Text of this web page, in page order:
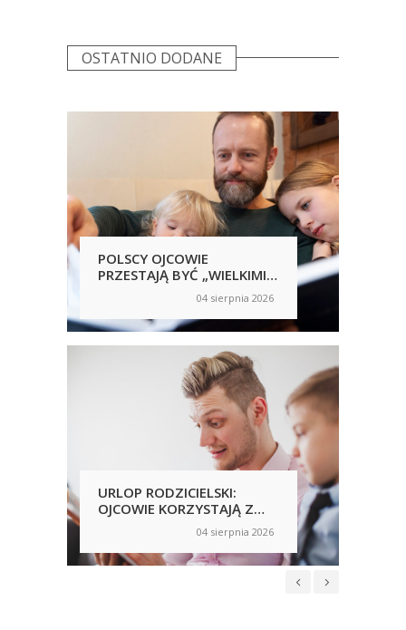
OSTATNIO DODANE
POLSCY OJCOWIE
PRZESTAJĄ BYĆ „WIELKIMI
04 sierpnia 2026
URLOP RODZICIELSKI:
OJCOWIE KORZYSTAJĄ Z
NICH CHĘTNIEJ, ALE
NIERÓWNOŚCI NADAL SĄ
WIDOCZNE
04 sierpnia 2026